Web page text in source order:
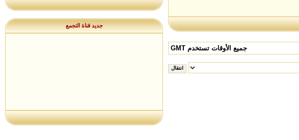
جميع الأوقات تستخدم GMT
جديد قناة التجمع